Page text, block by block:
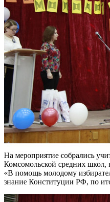
На мероприятие собрались
Комсомольской средних школ,
«В помощь молодому
знание Конституции РФ, по